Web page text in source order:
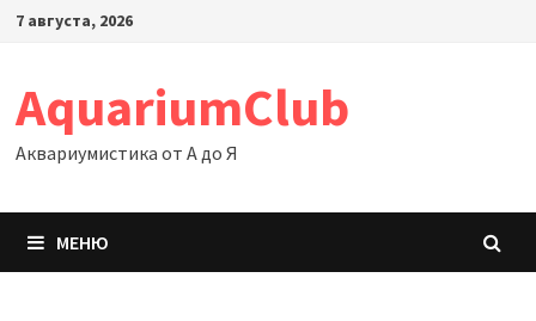
Перейти
7 августа, 2026
AquariumClub
Аквариумистика от А до Я
МЕНЮ